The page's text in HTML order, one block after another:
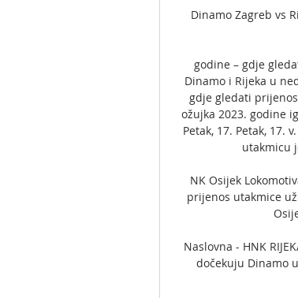
Dinamo Zagreb vs
godine – gdje
Dinamo i Rijeka u
gdje gledati
ožujka 2023. godine
Petak, 17. Petak, 17.
utakmicu
NK Osijek
prijenos utakmice
Naslovna - HNK
dočekuju Dinamo